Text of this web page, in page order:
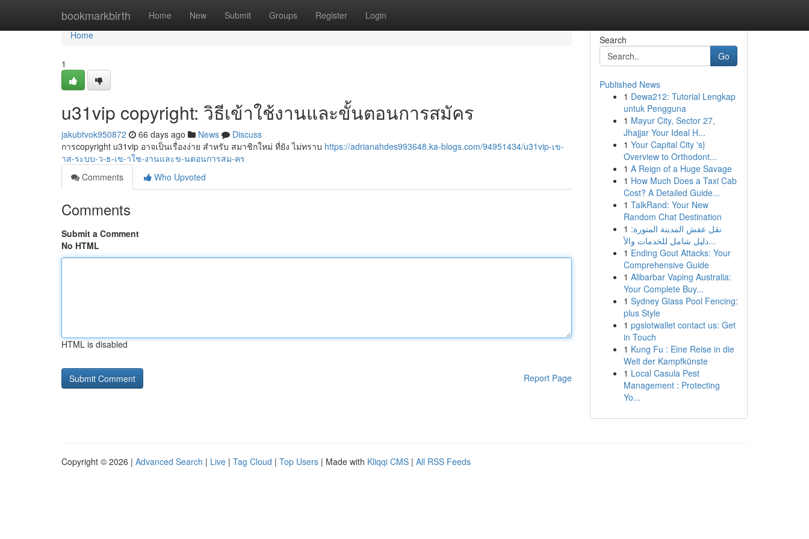
bookmarkbirth Home New Submit Groups Register Login
Home
Home
1
u31vip copyright: วิธีเข้าใช้งานและขั้นตอนการสมัคร
jakubtvok950872 66 days ago News
Discuss
การcopyright u31vip อาจเป็นเรื่องง่าย สำหรับ สมาชิกใหม่ ที่ยัง ไม่ทราบ https://adrianahdes993648.ka-blogs.com/94951434/u31vip-เข-
าส-ระบบ-ว-ธ-เข-าใช-งานและข-นตอนการสม-คร
Comments
Who Upvoted
Comments
Submit a Comment
No HTML
HTML is disabled
Report Page
Search
Go
Published News
1 Dewa212: Tutorial Lengkap
untuk Pengguna
1 Mayur City, Sector 27,
Jhajjar Your Ideal H...
1 Your Capital City 's}
Overview to Orthodont...
1 A Reign of a Huge Savage
1 How Much Does a Taxi Cab
Cost? A Detailed Guide...
1 TalkRand: Your New
Random Chat Destination
1 نقل عفش المدينة المنورة:
دليل شامل للخدمات والأ...
1 Ending Gout Attacks: Your
Comprehensive Guide
1 Alibarbar Vaping Australia:
Your Complete Buy...
1 Sydney Glass Pool Fencing:
plus Style
1 pgslotwallet contact us: Get
in Touch
1 Kung Fu : Eine Reise in die
Welt der Kampfkünste
1 Local Casula Pest
Management : Protecting
Yo...
Copyright © 2026 | Advanced Search | Live | Tag Cloud | Top Users | Made with Kliqqi CMS | All RSS Feeds